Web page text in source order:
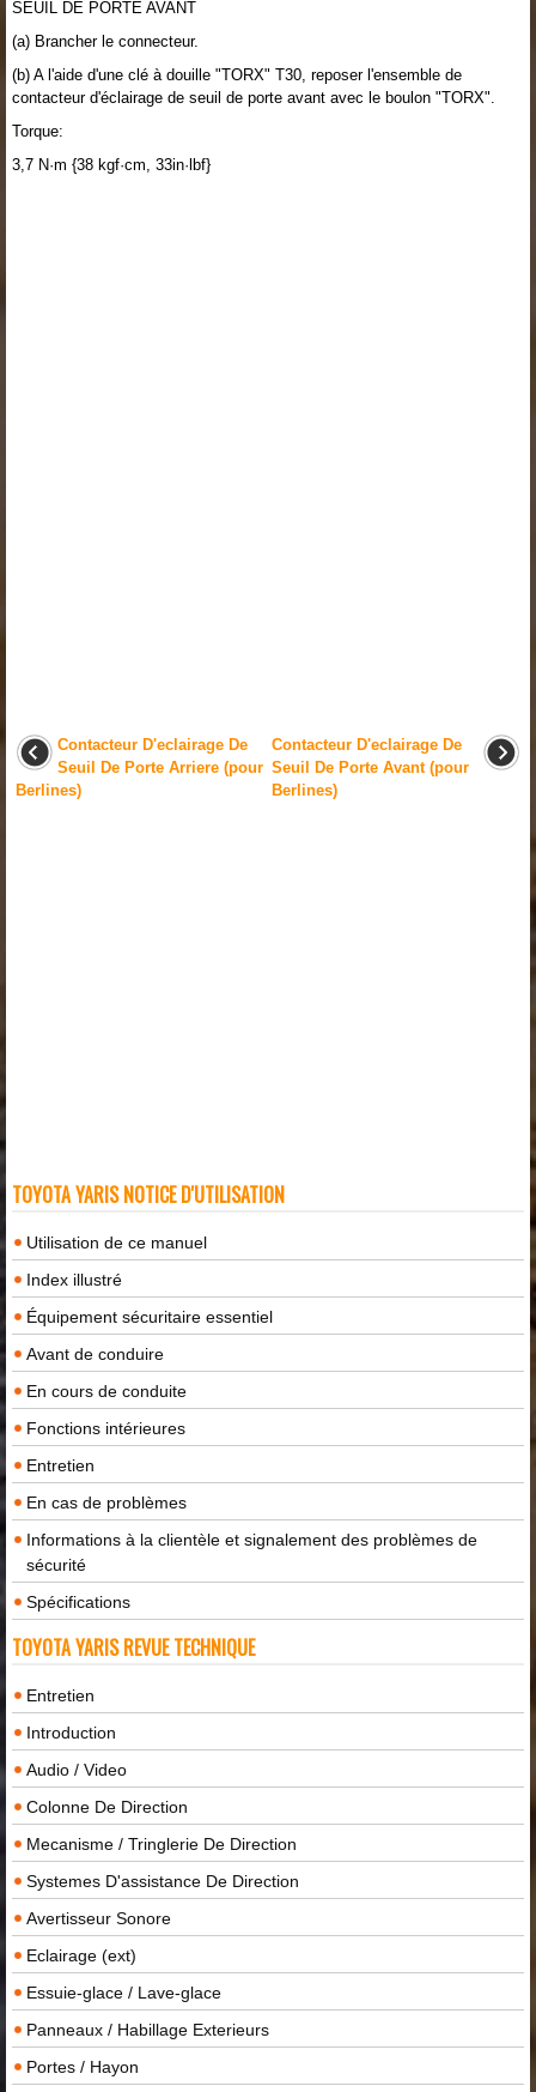
SEUIL DE PORTE AVANT
(a) Brancher le connecteur.
(b) A l'aide d'une clé à douille "TORX" T30, reposer l'ensemble de
contacteur d'éclairage de seuil de porte avant avec le boulon "TORX".
Torque:
3,7 N·m {38 kgf·cm, 33in·lbf}
Contacteur D'eclairage De
Seuil De Porte Arriere (pour
Berlines)
Contacteur D'eclairage De
Seuil De Porte Avant (pour
Berlines)
TOYOTA YARIS NOTICE D'UTILISATION
Utilisation de ce manuel
Index illustré
Équipement sécuritaire essentiel
Avant de conduire
En cours de conduite
Fonctions intérieures
Entretien
En cas de problèmes
Informations à la clientèle et signalement des problèmes de
sécurité
Spécifications
TOYOTA YARIS REVUE TECHNIQUE
Entretien
Introduction
Audio / Video
Colonne De Direction
Mecanisme / Tringlerie De Direction
Systemes D'assistance De Direction
Avertisseur Sonore
Eclairage (ext)
Essuie-glace / Lave-glace
Panneaux / Habillage Exterieurs
Portes / Hayon